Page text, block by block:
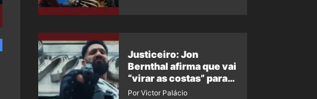
Justiceiro: Jon
Bernthal afirma que vai
“virar as costas” para
os fãs
Por Victor Palácio